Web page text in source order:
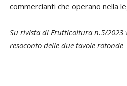
commercianti che operano nella
Su rivista di Frutticoltura n.5/2023
resoconto delle due tavole rotonde